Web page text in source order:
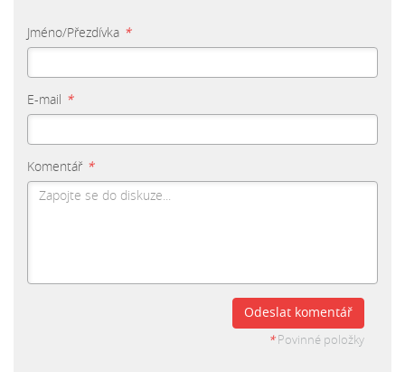
Jméno/Přezdívka *
E-mail *
Komentář *
Odeslat komentář
*Povinné položky